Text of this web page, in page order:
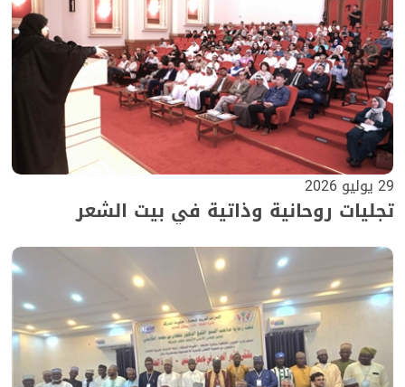
29 يوليو 2026
تجليات روحانية وذاتية في بيت الشعر